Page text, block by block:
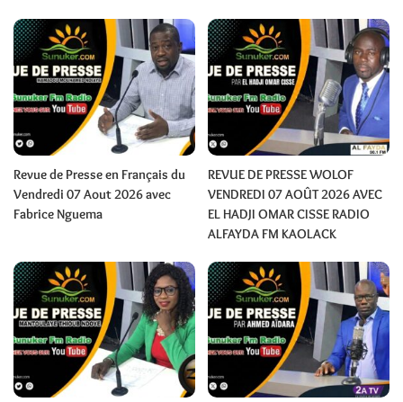
Revue de Presse en Français du
Vendredi 07 Aout 2026 avec
Fabrice Nguema
REVUE DE PRESSE WOLOF
VENDREDI 07 AOÛT 2026 AVEC
EL HADJI OMAR CISSE RADIO
ALFAYDA FM KAOLACK